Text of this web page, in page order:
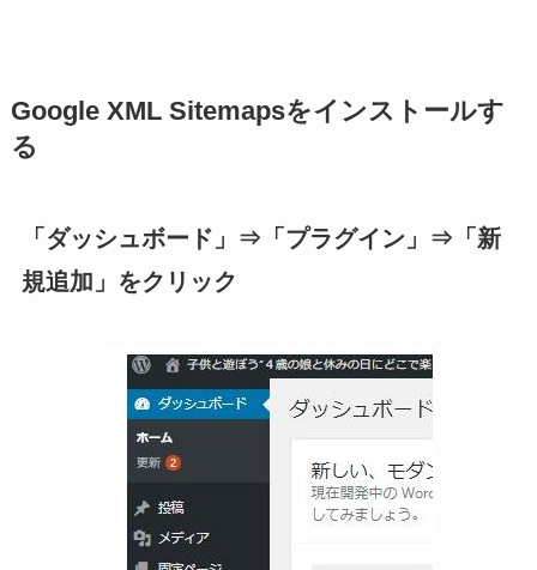
Google XML Sitemapsをインストールす
る
「ダッシュボード」⇒「プラグイン」⇒「新
規追加」をクリック